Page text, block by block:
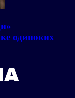
одиноких